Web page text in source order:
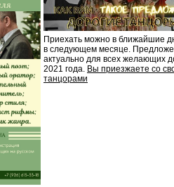
Приехать можно в ближайшие
в следующем месяце.
актуально для всех желающих
2021 года. Вы приезжаете со
танцорами